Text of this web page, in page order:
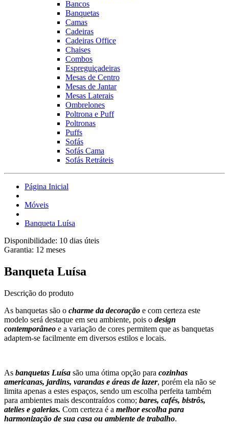
Bancos
Banquetas
Camas
Cadeiras
Cadeiras Office
Chaises
Combos
Espreguiçadeiras
Mesas de Centro
Mesas de Jantar
Mesas Laterais
Ombrelones
Poltrona e Puff
Poltronas
Puffs
Sofás
Sofás Cama
Sofás Retráteis
Página Inicial
Móveis
Banqueta Luísa
Disponibilidade: 10 dias úteis
Garantia: 12 meses
Banqueta Luísa
Descrição do produto
As banquetas são o charme da decoração e com certeza este
modelo será destaque em seu ambiente, pois o design
contemporâneo e a variação de cores permitem que as banquetas
adaptem-se facilmente em diversos estilos e locais.
As banquetas Luísa são uma ótima opção para cozinhas
americanas, jardins, varandas e áreas de lazer, porém ela não se
limita apenas a estes espaços, sendo um escolha perfeita também
para ambientes mais descontraídos como; bares, cafés, bistrôs,
atelies e galerias. Com certeza é a melhor escolha para
harmonização de sua casa ou ambiente de trabalho.